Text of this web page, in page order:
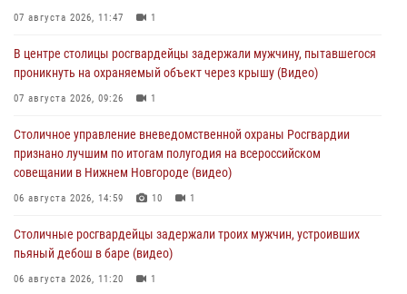
07 августа 2026, 11:47 1
В центре столицы росгвардейцы задержали мужчину, пытавшегося
проникнуть на охраняемый объект через крышу (Видео)
07 августа 2026, 09:26 1
Столичное управление вневедомственной охраны Росгвардии
признано лучшим по итогам полугодия на всероссийском
совещании в Нижнем Новгороде (видео)
06 августа 2026, 14:59 10 1
Столичные росгвардейцы задержали троих мужчин, устроивших
пьяный дебош в баре (видео)
06 августа 2026, 11:20 1